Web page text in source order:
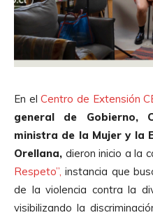
En elCentro de Extensión
general de Gobierno,
ministra de la Mujer y la
Orellana, dieron inicio a la
Respeto”, instancia que
de la violencia contra la
visibilizando la